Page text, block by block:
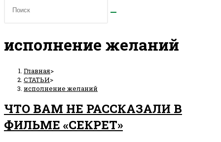
исполнение желаний
Главная>
СТАТЬИ>
исполнение желаний
ЧТО ВАМ НЕ РАССКАЗАЛИ В
ФИЛЬМЕ «СЕКРЕТ»